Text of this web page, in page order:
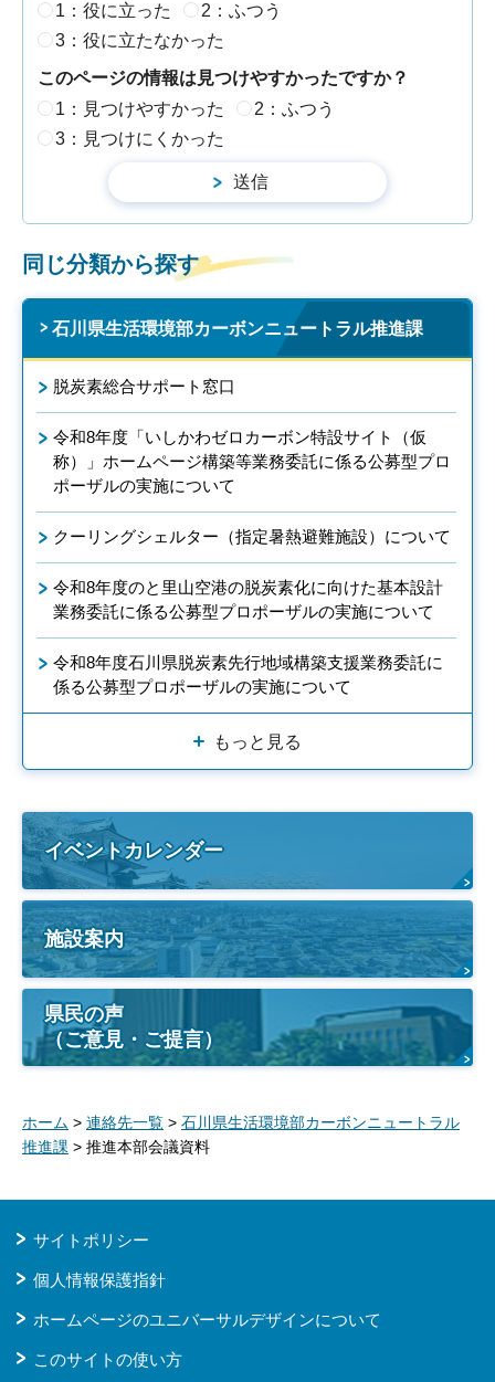
1：役に立った
2：ふつう
3：役に立たなかった
このページの情報は見つけやすかったですか？
1：見つけやすかった
2：ふつう
3：見つけにくかった
同じ分類から探す
石川県生活環境部カーボンニュートラル推進課
脱炭素総合サポート窓口
令和8年度「いしかわゼロカーボン特設サイト（仮
称）」ホームページ構築等業務委託に係る公募型プロ
ポーザルの実施について
クーリングシェルター（指定暑熱避難施設）について
令和8年度のと里山空港の脱炭素化に向けた基本設計
業務委託に係る公募型プロポーザルの実施について
令和8年度石川県脱炭素先行地域構築支援業務委託に
係る公募型プロポーザルの実施について
もっと見る
イベントカレンダー
施設案内
県民の声
（ご意見・ご提言）
ホーム > 連絡先一覧 > 石川県生活環境部カーボンニュートラル
推進課 > 推進本部会議資料
サイトポリシー
個人情報保護指針
ホームページのユニバーサルデザインについて
このサイトの使い方